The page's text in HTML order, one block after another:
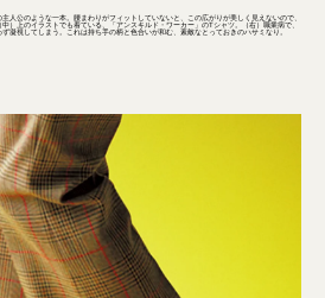
人公のような一本。腰まわりがフィットしていないと、この広がりが美しく見えないので、
）上のイラストでも着ている、「アンスキルド・ワーカー」のTシャツ。（右）職業病で、
凝視してしまう。これは持ち手の柄と色合いが和む、素敵なとっておきのハサミなり。